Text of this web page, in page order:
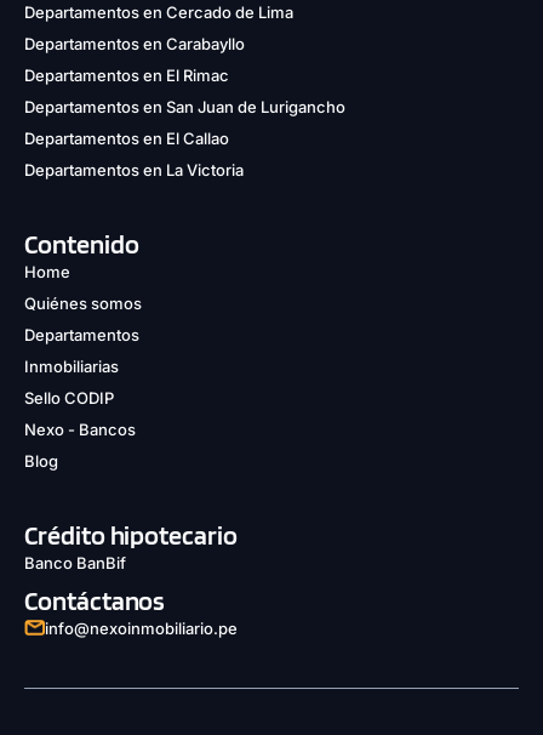
Departamentos en Cercado de Lima
Departamentos en Carabayllo
Departamentos en El Rimac
Departamentos en San Juan de Lurigancho
Departamentos en El Callao
Departamentos en La Victoria
Contenido
Home
Quiénes somos
Departamentos
Inmobiliarias
Sello CODIP
Nexo - Bancos
Blog
Crédito hipotecario
Banco BanBif
Contáctanos
info@nexoinmobiliario.pe